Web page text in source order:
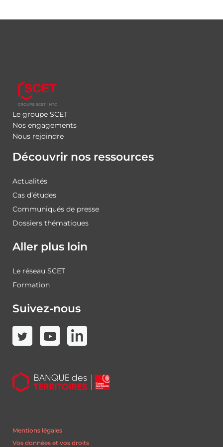
Le groupe SCET
Nos engagements
Nous rejoindre
Découvrir nos ressources
Actualités
Cas d’études
Communiqués de presse
Dossiers thématiques
Aller plus loin
Le réseau SCET
Formation
Suivez-nous
Mentions légales
Vos données et vos droits